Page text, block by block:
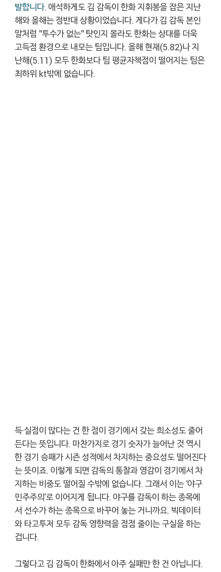
발합니다. 애석하게도 김 감독이 한화 지휘봉을 잡은 지난
해와 올해는 정반대 상황이었습니다. 게다가 김 감독 본인
말처럼 "투수가 없는" 탓인지 몰라도 한화는 상대를 더욱
고득점 환경으로 내모는 팀입니다. 올해 현재(5.82)나 지
난해(5.11) 모두 한화보다 팀 평균자책점이 떨어지는 팀은
최하위 kt밖에 없습니다.
득·실점이 많다는 건 한 점이 경기에서 갖는 희소성도 줄어
든다는 뜻입니다. 마찬가지로 경기 숫자가 늘어난 것 역시
한 경기 승패가 시즌 성적에서 차지하는 중요성도 떨어진다
는 뜻이죠. 이렇게 되면 감독의 통찰과 영감이 경기에서 차
지하는 비중도 떨어질 수밖에 없습니다. 그래서 이는 '야구
민주주의'로 이어지게 됩니다. 야구를 감독이 하는 종목에
서 선수가 하는 종목으로 바꾸어 놓는 거니까요. 빅데이터
와 타고투저 모두 감독 영향력을 점점 줄이는 구실을 하는
겁니다.
그렇다고 김 감독이 한화에서 아주 실패만 한 건 아닙니다.